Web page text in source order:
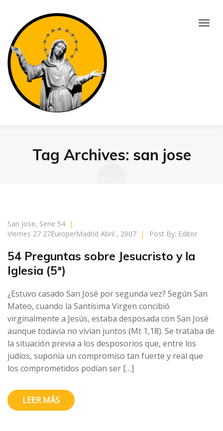
Tag Archives: san jose
San Jose, Serie 54 |
Viernes 27 27Europe/Madrid Abril , 2007 | Post By: Editor
54 Preguntas sobre Jesucristo y la
Iglesia (5ª)
¿Estuvo casado San José por segunda vez? Según San
Mateo, cuando la Santísima Virgen concibió
virginalmente a Jesús, estaba desposada con San José
aunque todavía no vivían juntos (Mt 1,18). Se trataba de
la situación previa a los desposorios que, entre los
judíos, suponía un compromiso tan fuerte y real que
los comprometidos podían ser […]
LEER MÁS